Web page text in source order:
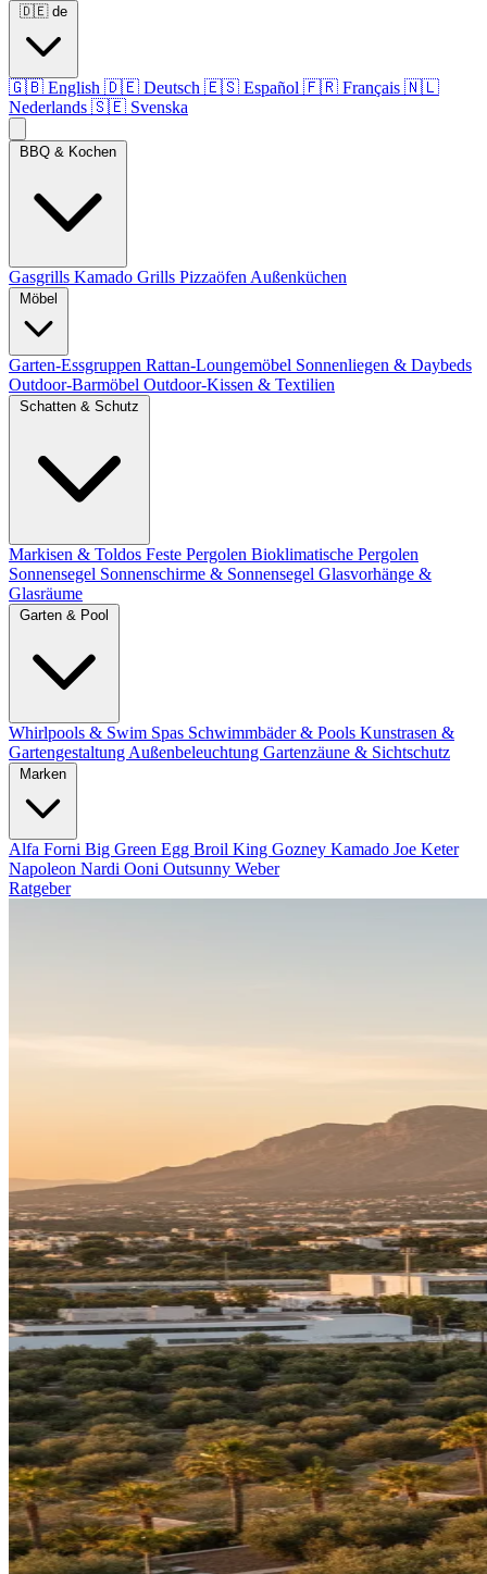
🇩🇪 de
🇬🇧 English 🇩🇪 Deutsch 🇪🇸 Español 🇫🇷 Français 🇳🇱
Nederlands 🇸🇪 Svenska
Gasgrills Kamado Grills Pizzaöfen Außenküchen
Garten-Essgruppen Rattan-Loungemöbel Sonnenliegen & Daybeds
Outdoor-Barmöbel Outdoor-Kissen & Textilien
Markisen & Toldos Feste Pergolen Bioklimatische Pergolen
Sonnensegel Sonnenschirme & Sonnensegel Glasvorhänge &
Glasräume
Whirlpools & Swim Spas Schwimmbäder & Pools Kunstrasen &
Gartengestaltung Außenbeleuchtung Gartenzäune & Sichtschutz
Alfa Forni Big Green Egg Broil King Gozney Kamado Joe Keter
Napoleon Nardi Ooni Outsunny Weber
Ratgeber